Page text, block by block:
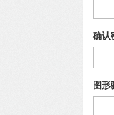
确认
图形